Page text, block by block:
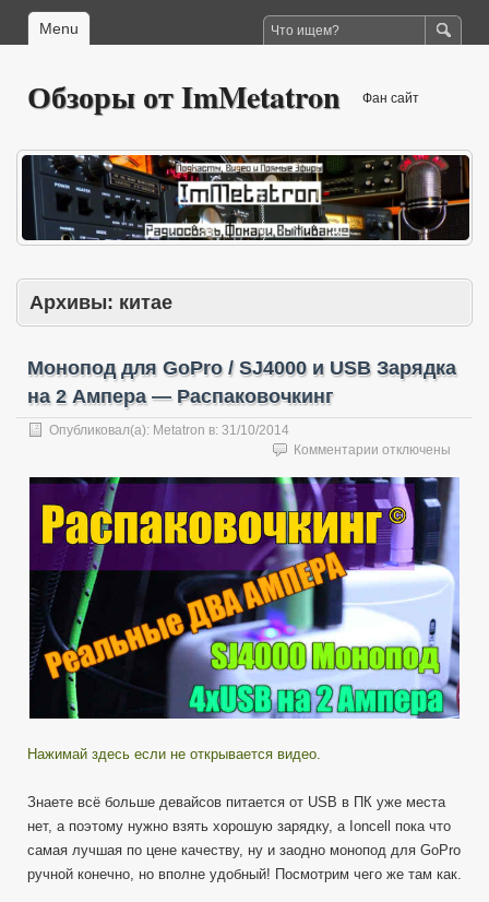
Menu
Обзоры от ImMetatron Фан сайт
Архивы: китае
Монопод для GoPro / SJ4000 и USB Зарядка
на 2 Ампера — Распаковочкинг
Опубликовал(а): Metatron в: 31/10/2014
Комментарии к
Монопод
для
GoPro
/
SJ4000
и
USB
Зарядка
на
2
Ампера
Распаковочкинг
отключены
Нажимай здесь если не открывается видео.
Знаете всё больше девайсов питается от USB в ПК уже места
нет, а поэтому нужно взять хорошую зарядку, а Ioncell пока что
самая лучшая по цене качеству, ну и заодно монопод для GoPro
ручной конечно, но вполне удобный! Посмотрим чего же там как.